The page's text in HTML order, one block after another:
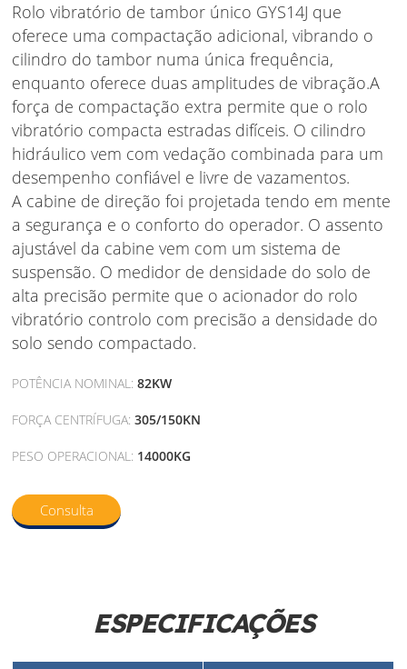
Rolo vibratório de tambor único GYS14J que
oferece uma compactação adicional, vibrando o
cilindro do tambor numa única frequência,
enquanto oferece duas amplitudes de vibração.A
força de compactação extra permite que o rolo
vibratório compacta estradas difíceis. O cilindro
hidráulico vem com vedação combinada para um
desempenho confiável e livre de vazamentos.
A cabine de direção foi projetada tendo em mente
a segurança e o conforto do operador. O assento
ajustável da cabine vem com um sistema de
suspensão. O medidor de densidade do solo de
alta precisão permite que o acionador do rolo
vibratório controlo com precisão a densidade do
solo sendo compactado.
POTÊNCIA NOMINAL:82KW
FORÇA CENTRÍFUGA:305/150KN
PESO OPERACIONAL: 14000KG
Consulta
ESPECIFICAÇÕES